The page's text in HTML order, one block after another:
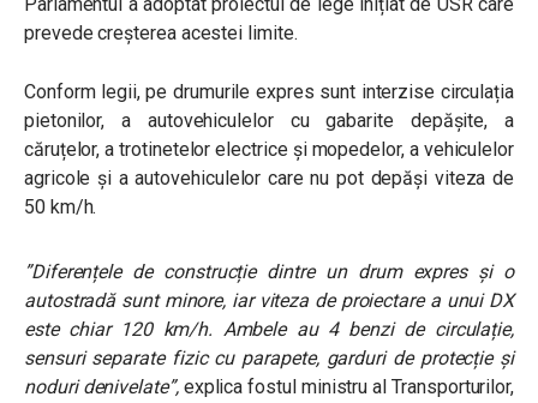
prevede creșterea acestei limite.
Conform legii, pe drumurile expres sunt interzise circulația
pietonilor, a autovehiculelor cu gabarite depășite, a
căruțelor, a trotinetelor electrice și mopedelor, a vehiculelor
agricole și a autovehiculelor care nu pot depăși viteza de
50 km/h.
”Diferențele de construcție dintre un drum expres și o
autostradă sunt minore, iar viteza de proiectare a unui DX
este chiar 120 km/h. Ambele au 4 benzi de circulație,
sensuri separate fizic cu parapete, garduri de protecție și
noduri denivelate”, explica fostul ministru al Transporturilor,